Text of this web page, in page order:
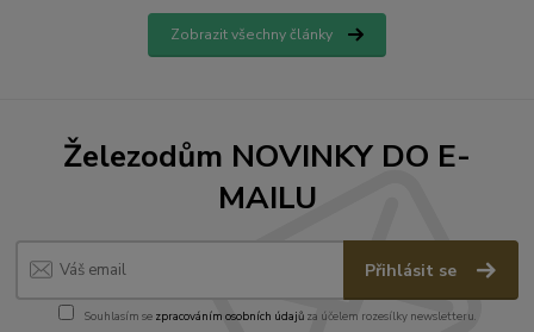
Zobrazit všechny články
Železodům NOVINKY DO E-
MAILU
Přihlásit se
Souhlasím se zpracováním osobních údajůza účelem rozesílky newsletteru.